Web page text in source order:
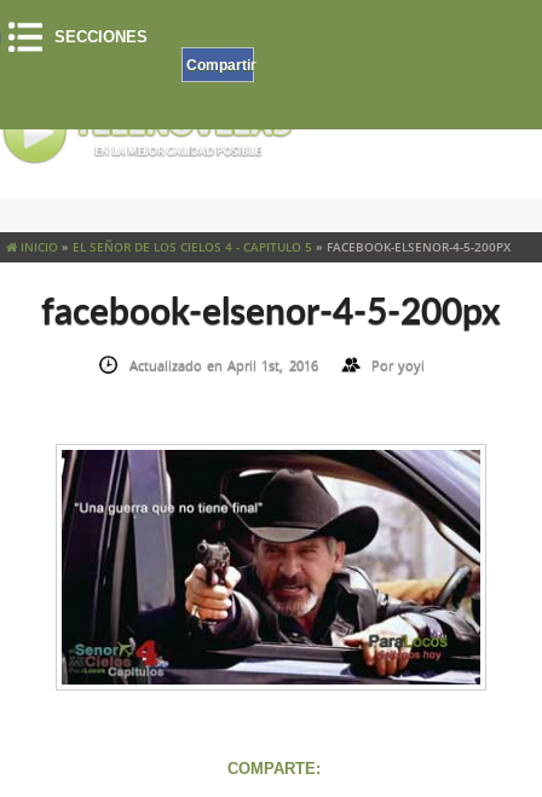
SECCIONES
Compartir
INICIO » EL SEÑOR DE LOS CIELOS 4 - CAPITULO 5 » FACEBOOK-ELSENOR-4-5-200PX
facebook-elsenor-4-5-200px
Actualizado en April 1st, 2016 Por yoyi
COMPARTE: